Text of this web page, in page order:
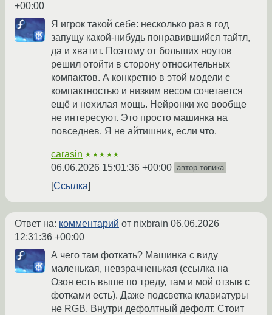
+00:00
Я игрок такой себе: несколько раз в год
запущу какой-нибудь понравившийся тайтл,
да и хватит. Поэтому от больших ноутов
решил отойти в сторону относительных
компактов. А конкретно в этой модели с
компактностью и низким весом сочетается
ещё и нехилая мощь. Нейронки же вообще
не интересуют. Это просто машинка на
повседнев. Я не айтишник, если что.
carasin ★★★★★
06.06.2026 15:01:36 +00:00 автор топика
Ссылка
Ответ на: комментарий от nixbrain 06.06.2026
12:31:36 +00:00
А чего там фоткать? Машинка с виду
маленькая, невзрачненькая (ссылка на
Озон есть выше по треду, там и мой отзыв с
фотками есть). Даже подсветка клавиатуры
не RGB. Внутри дефолтный дефолт. Стоит